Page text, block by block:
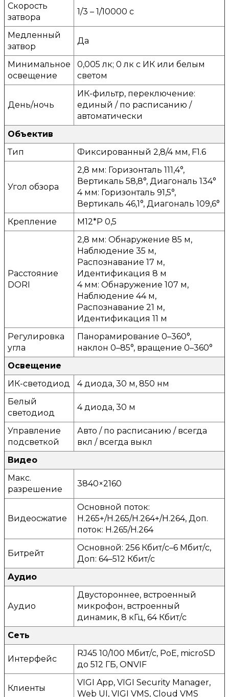
Скорость
затвора
1/3 – 1/10000 с
Медленный
затвор
Да
Минимальное
освещение
0,005 лк; 0 лк с ИК или белым
светом
День/ночь
ИК-фильтр, переключение:
единый / по расписанию /
автоматически
Объектив
Тип
Фиксированный 2,8/4 мм, F1.6
Угол обзора
2,8 мм: Горизонталь 111,4°,
Вертикаль 58,8°, Диагональ 134°
4 мм: Горизонталь 91,5°,
Вертикаль 46,1°, Диагональ 109,6°
Крепление
M12*P 0,5
Расстояние
DORI
2,8 мм: Обнаружение 85 м,
Наблюдение 35 м,
Распознавание 17 м,
Идентификация 8 м
4 мм: Обнаружение 107 м,
Наблюдение 44 м,
Распознавание 21 м,
Идентификация 11 м
Регулировка
угла
Панорамирование 0–360°,
наклон 0–85°, вращение 0–360°
Освещение
ИК-светодиод
4 диода, 30 м, 850 нм
Белый
светодиод
4 диода, 30 м
Управление
подсветкой
Авто / по расписанию / всегда
вкл / всегда выкл
Видео
Макс.
разрешение
3840×2160
Видеосжатие
Основной поток:
H.265+/H.265/H.264+/H.264, Доп.
поток: H.265/H.264
Битрейт
Основной: 256 Кбит/с–6 Мбит/с,
Доп: 64–512 Кбит/с
Аудио
Аудио
Двустороннее, встроенный
микрофон, встроенный
динамик, 8 кГц, 64 Кбит/с
Сеть
Интерфейс
RJ45 10/100 Мбит/с, PoE, microSD
до 512 ГБ, ONVIF
Клиенты
VIGI App, VIGI Security Manager,
Web UI, VIGI VMS, Cloud VMS